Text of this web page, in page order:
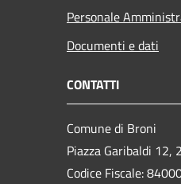
Personale
Documenti e dati
CONTATTI
Comune di Broni
Piazza Garibaldi 12,
Codice Fiscale: